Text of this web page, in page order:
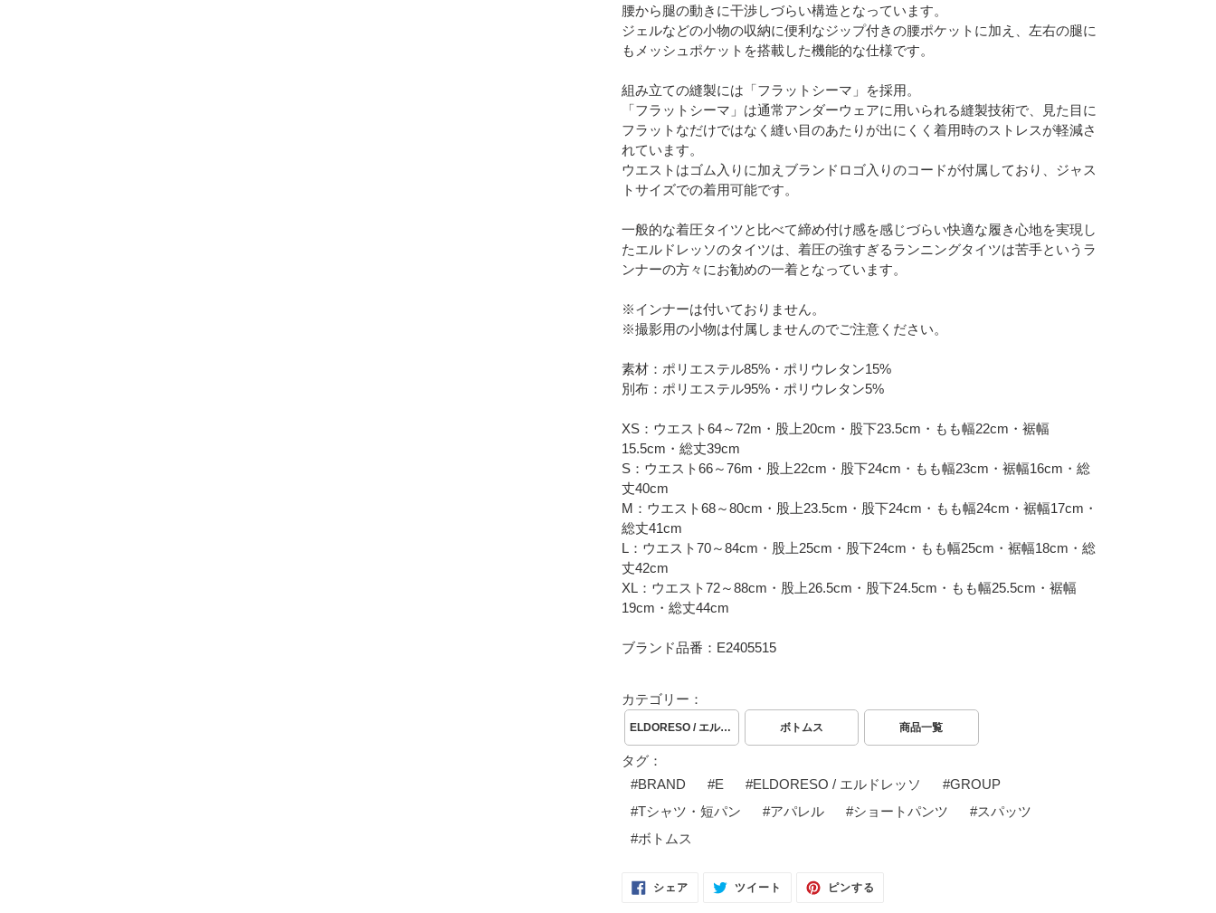
腰から腿の動きに干渉しづらい構造となっています。
ジェルなどの小物の収納に便利なジップ付きの腰ポケットに加え、左右の腿に
もメッシュポケットを搭載した機能的な仕様です。
組み立ての縫製には「フラットシーマ」を採用。
「フラットシーマ」は通常アンダーウェアに用いられる縫製技術で、見た目に
フラットなだけではなく縫い目のあたりが出にくく着用時のストレスが軽減さ
れています。
ウエストはゴム入りに加えブランドロゴ入りのコードが付属しており、ジャス
トサイズでの着用可能です。
一般的な着圧タイツと比べて締め付け感を感じづらい快適な履き心地を実現し
たエルドレッソのタイツは、着圧の強すぎるランニングタイツは苦手というラ
ンナーの方々にお勧めの一着となっています。
※インナーは付いておりません。
※撮影用の小物は付属しませんのでご注意ください。
素材：ポリエステル85%・ポリウレタン15%
別布：ポリエステル95%・ポリウレタン5%
XS：ウエスト64～72m・股上20cm・股下23.5cm・もも幅22cm・裾幅
15.5cm・総丈39cm
S：ウエスト66～76m・股上22cm・股下24cm・もも幅23cm・裾幅16cm・総
丈40cm
M：ウエスト68～80cm・股上23.5cm・股下24cm・もも幅24cm・裾幅17cm・
総丈41cm
L：ウエスト70～84cm・股上25cm・股下24cm・もも幅25cm・裾幅18cm・総
丈42cm
XL：ウエスト72～88cm・股上26.5cm・股下24.5cm・もも幅25.5cm・裾幅
19cm・総丈44cm
ブランド品番：E2405515
カテゴリー：
ELDORESO / エルドレッソ ボトムス 商品一覧
タグ：
#BRAND #E #ELDORESO / エルドレッソ #GROUP
#Tシャツ・短パン #アパレル #ショートパンツ #スパッツ
#ボトムス
シェアFACEBOOKツイート
TWITTERピンする